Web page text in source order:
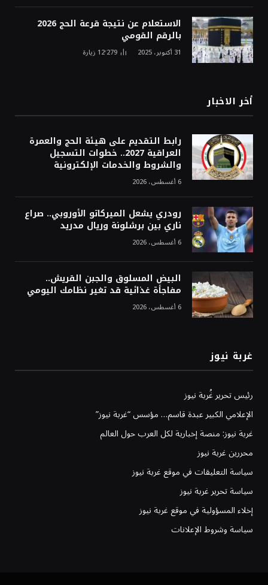
الاستعلام عن نتيجة قرعة الحج 2026
بالرقم القومي
31 أكتوبر، 2025 12٬279 زيارة
أخر الاخبار
رابط التقديم على هيئة الحج والعمرة
العراقية 2027.. خطوات التسجيل
والشروط والخدمات الإلكترونية
6 أغسطس، 2026
رودري يشعل الميركاتو الأوروبي.. صراع
ناري بين برشلونة وريال مدريد
6 أغسطس، 2026
البيض المسلوق والجبن القريش..
مفاجأة غذائية قد تغير نظامك اليومي
6 أغسطس، 2026
غربة نيوز
رئيس تحرير غُربة نيوز
الإعلامي الكبير عبدة قاسم… مؤسس “غربة نيوز”
غربة نيوز: منصة إخبارية لكل العرب حول العالم
محررين غربة نيوز
سياسة التعليقات في موقع غربة نيوز
سياسة تحرير غربة نيوز
إخلاء المسؤولية في موقع غربة نيوز
سياسة وشروط الإعلانات